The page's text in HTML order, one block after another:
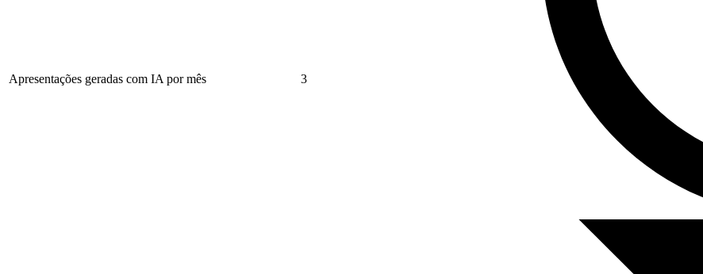
Apresentações geradas com IA por mês 3